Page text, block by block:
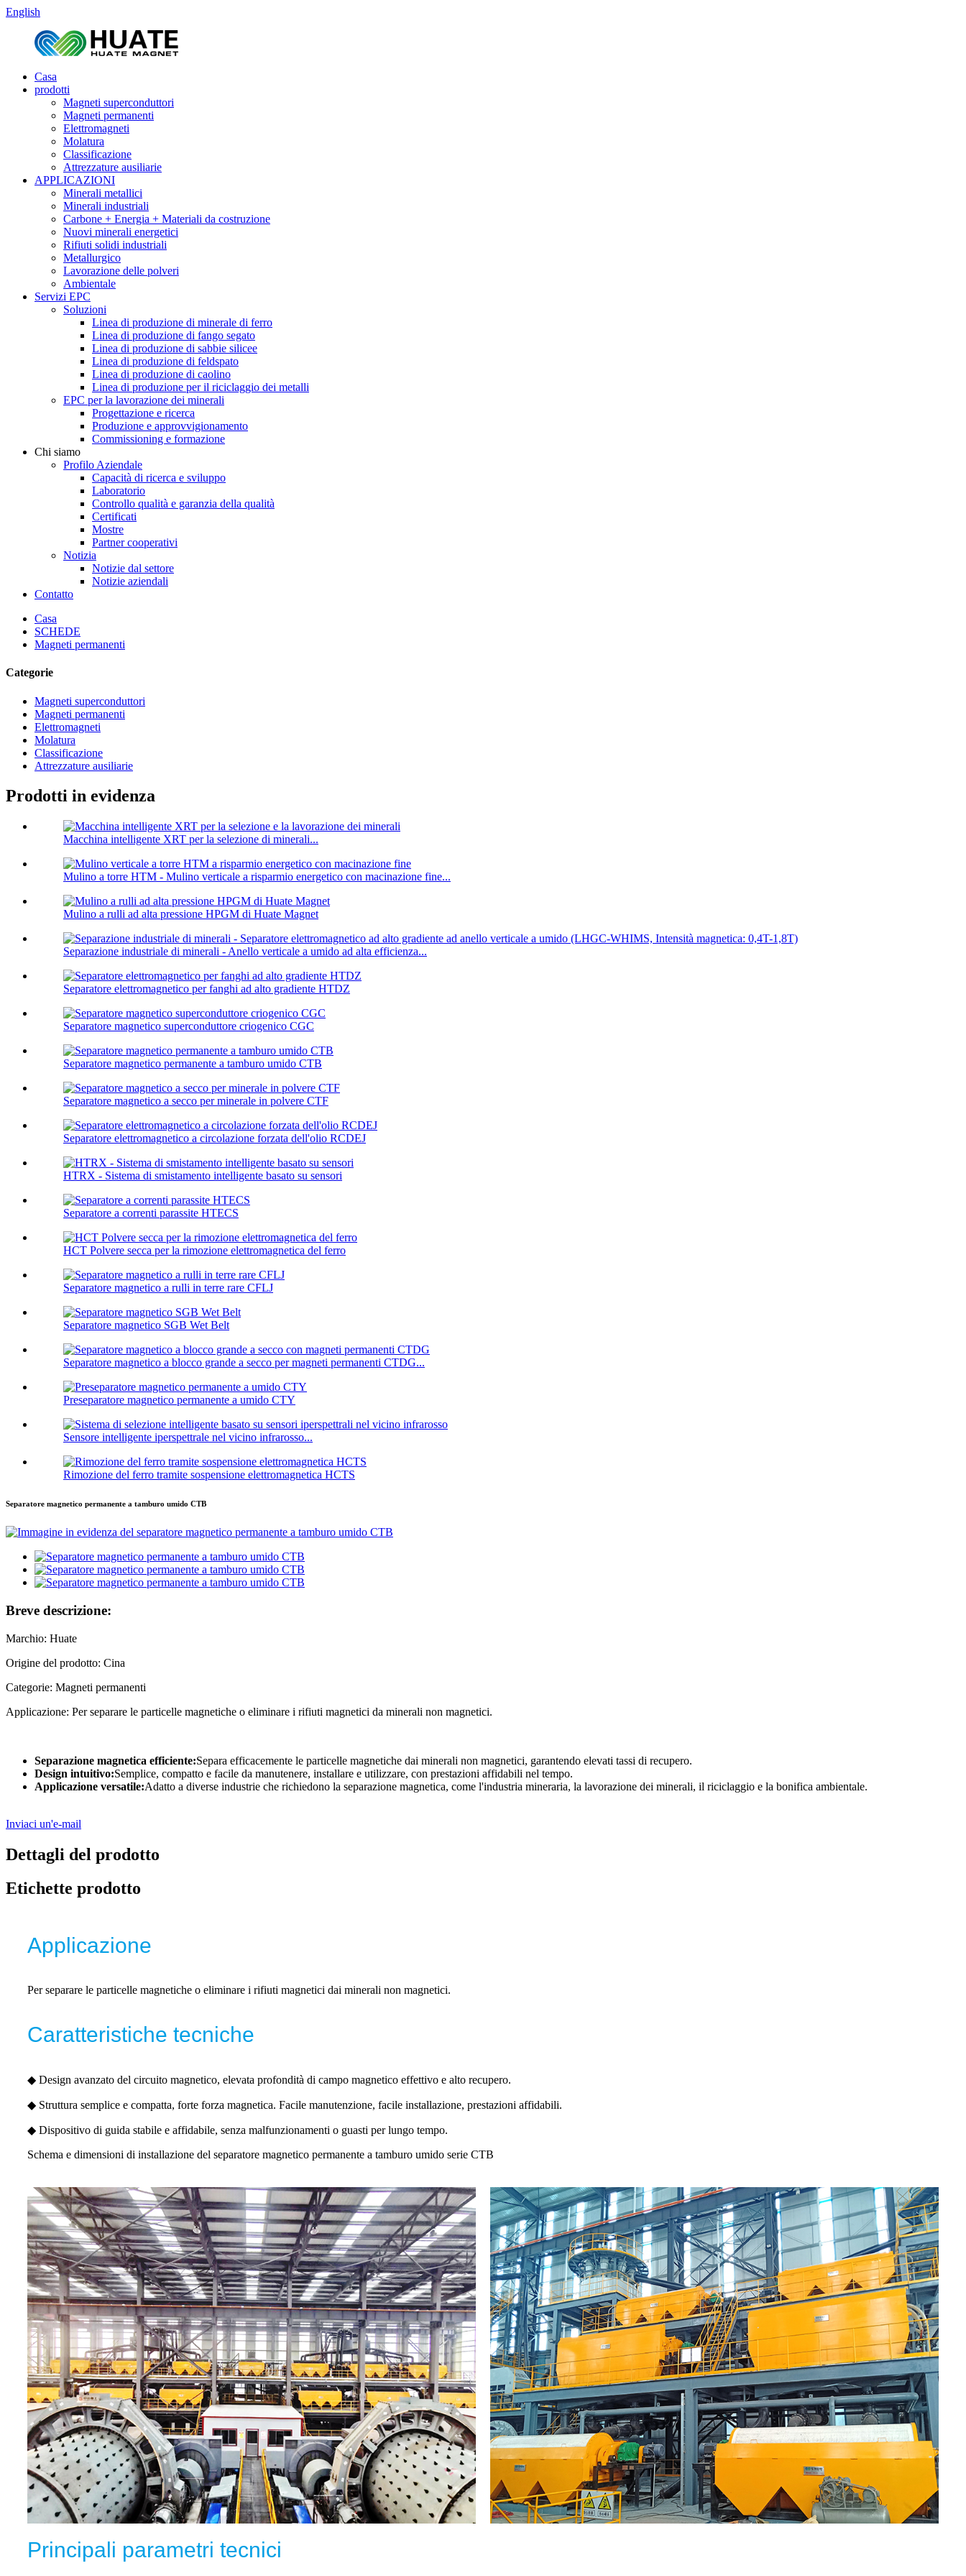
English
Casa
prodotti
Magneti superconduttori
Magneti permanenti
Elettromagneti
Molatura
Classificazione
Attrezzature ausiliarie
APPLICAZIONI
Minerali metallici
Minerali industriali
Carbone + Energia + Materiali da costruzione
Nuovi minerali energetici
Rifiuti solidi industriali
Metallurgico
Lavorazione delle polveri
Ambientale
Servizi EPC
Soluzioni
Linea di produzione di minerale di ferro
Linea di produzione di fango segato
Linea di produzione di sabbie silicee
Linea di produzione di feldspato
Linea di produzione di caolino
Linea di produzione per il riciclaggio dei metalli
EPC per la lavorazione dei minerali
Progettazione e ricerca
Produzione e approvvigionamento
Commissioning e formazione
Chi siamo
Profilo Aziendale
Capacità di ricerca e sviluppo
Laboratorio
Controllo qualità e garanzia della qualità
Certificati
Mostre
Partner cooperativi
Notizia
Notizie dal settore
Notizie aziendali
Contatto
Casa
SCHEDE
Magneti permanenti
Categorie
Magneti superconduttori
Magneti permanenti
Elettromagneti
Molatura
Classificazione
Attrezzature ausiliarie
Prodotti in evidenza
Macchina intelligente XRT per la selezione di minerali...
Mulino a torre HTM - Mulino verticale a risparmio energetico con macinazione fine...
Mulino a rulli ad alta pressione HPGM di Huate Magnet
Separazione industriale di minerali - Anello verticale a umido ad alta efficienza...
Separatore elettromagnetico per fanghi ad alto gradiente HTDZ
Separatore magnetico superconduttore criogenico CGC
Separatore magnetico permanente a tamburo umido CTB
Separatore magnetico a secco per minerale in polvere CTF
Separatore elettromagnetico a circolazione forzata dell'olio RCDEJ
HTRX - Sistema di smistamento intelligente basato su sensori
Separatore a correnti parassite HTECS
HCT Polvere secca per la rimozione elettromagnetica del ferro
Separatore magnetico a rulli in terre rare CFLJ
Separatore magnetico SGB Wet Belt
Separatore magnetico a blocco grande a secco per magneti permanenti CTDG...
Preseparatore magnetico permanente a umido CTY
Sensore intelligente iperspettrale nel vicino infrarosso...
Rimozione del ferro tramite sospensione elettromagnetica HCTS
Separatore magnetico permanente a tamburo umido CTB
Breve descrizione:
Marchio: Huate
Origine del prodotto: Cina
Categorie: Magneti permanenti
Applicazione: Per separare le particelle magnetiche o eliminare i rifiuti magnetici da minerali non magnetici.
Separazione magnetica efficiente:Separa efficacemente le particelle magnetiche dai minerali non magnetici, garantendo elevati tassi di recupero.
Design intuitivo:Semplice, compatto e facile da manutenere, installare e utilizzare, con prestazioni affidabili nel tempo.
Applicazione versatile:Adatto a diverse industrie che richiedono la separazione magnetica, come l'industria mineraria, la lavorazione dei minerali, il riciclaggio e la bonifica ambientale.
Inviaci un'e-mail
Dettagli del prodotto
Etichette prodotto
Applicazione
Per separare le particelle magnetiche o eliminare i rifiuti magnetici dai minerali non magnetici.
Caratteristiche tecniche
◆ Design avanzato del circuito magnetico, elevata profondità di campo magnetico effettivo e alto recupero.
◆ Struttura semplice e compatta, forte forza magnetica. Facile manutenzione, facile installazione, prestazioni affidabili.
◆ Dispositivo di guida stabile e affidabile, senza malfunzionamenti o guasti per lungo tempo.
Schema e dimensioni di installazione del separatore magnetico permanente a tamburo umido serie CTB
Principali parametri tecnici